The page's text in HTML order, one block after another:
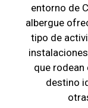
entorno de
albergue
tipo de
que rodean
destino